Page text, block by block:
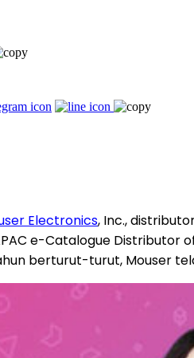
Electronics, Inc.,
e-Catalogue Distributor
berturut-turut, Mouser